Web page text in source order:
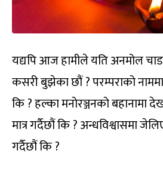
यद्यपि आज हामीले यति अनमोल
कसरी बुझेका छौं ? परम्पराको नाममा
कि ? हल्का मनोरञ्जनको
मात्र गर्दैछौं कि ? अन्धविश्वासमा
गर्दैछौं कि ?